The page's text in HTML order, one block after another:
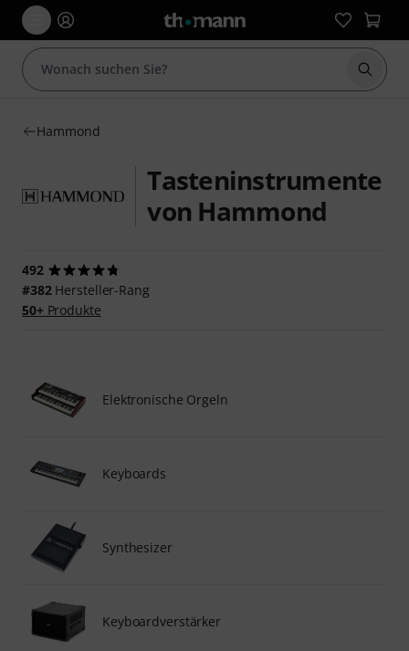
Suche
Hammond
Tasteninstrumente
von Hammond
492
#382Hersteller-Rang
50+Produkte
Elektronische Orgeln
Keyboards
Synthesizer
Keyboardverstärker